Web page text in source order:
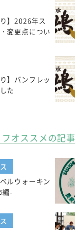
】2026年ス
変更点につい
】パンフレッ
た
オススメの記事
ルウォーキン
-